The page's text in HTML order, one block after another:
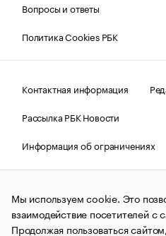
Вопросы и ответы
Политика Cookies РБК
Контактная информация
Рассылка РБК Новости
Информация об ограничениях
Правовая информация
О
© АО
и материалы информационного
(зарегистрировано
Мы используем cookie. Это
взаимодействие посетителей с
Продолжая пользоваться